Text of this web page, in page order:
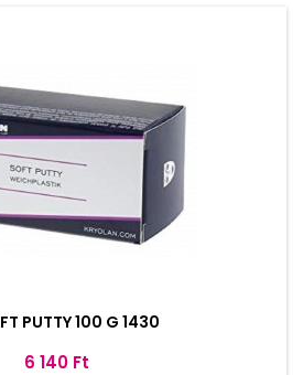
PUTTY 100 G 1430
Ár
6 140 Ft